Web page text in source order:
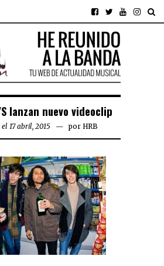
lanzan nuevo videoclip
17 abril, 2015 por HRB